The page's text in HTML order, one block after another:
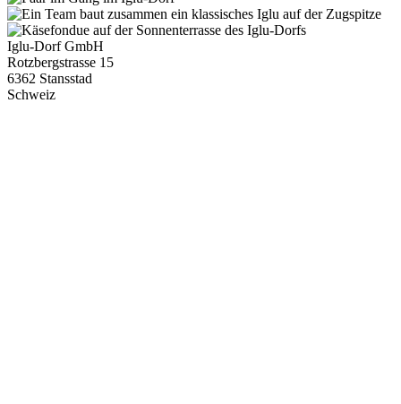
Iglu-Dorf GmbH
Rotzbergstrasse 15
6362 Stansstad
Schweiz